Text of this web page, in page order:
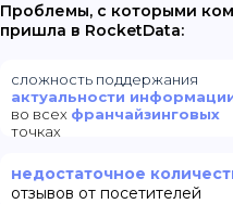
Проблемы, с которыми
пришла в RocketData:
сложность поддержания
актуальности
во всех франчайзинговых
точках
недостаточное
отзывов от посетителей